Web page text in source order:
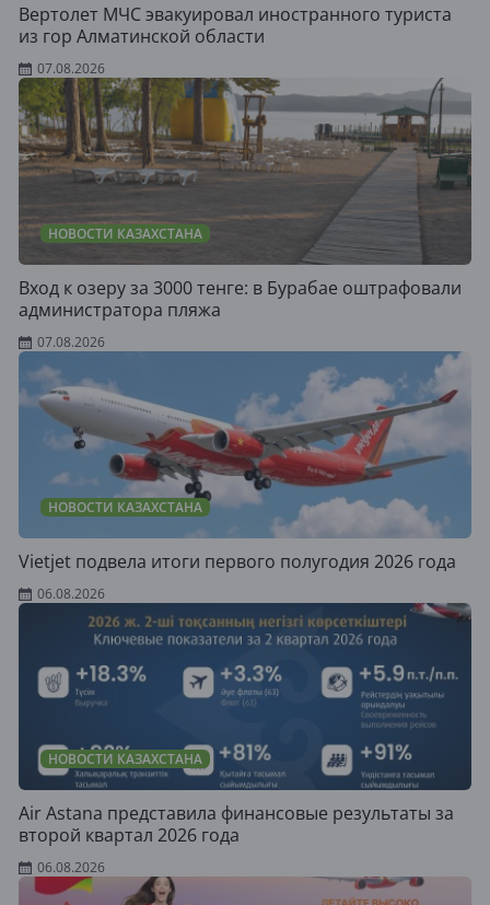
Вертолет МЧС эвакуировал иностранного туриста
из гор Алматинской области
07.08.2026
НОВОСТИ КАЗАХСТАНА
Вход к озеру за 3000 тенге: в Бурабае оштрафовали
администратора пляжа
07.08.2026
НОВОСТИ КАЗАХСТАНА
Vietjet подвела итоги первого полугодия 2026 года
06.08.2026
НОВОСТИ КАЗАХСТАНА
Air Astana представила финансовые результаты за
второй квартал 2026 года
06.08.2026